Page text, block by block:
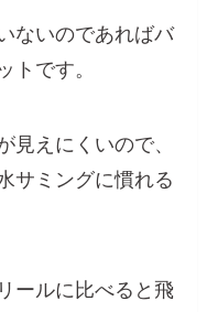
ないのであればバ
トです。
見えにくいので、
サミングに慣れる
ールに比べると飛